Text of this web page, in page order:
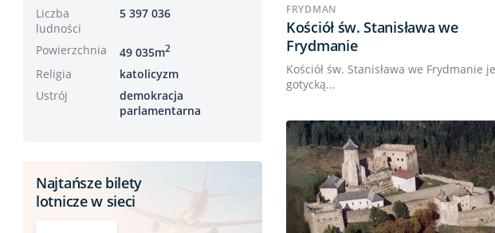
Liczba
ludności
5 397 036
Powierzchnia 49 035m2
Religia
katolicyzm
Ustrój
demokracja
parlamentarna
Najtańsze bilety
lotnicze w sieci
FRYDMAN
Kościół św. Stanisława we
Frydmanie
Kościół św. Stanisława we Frydmanie
gotycką...